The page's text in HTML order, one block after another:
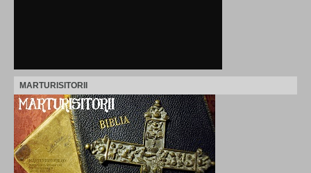
MARTURISITORII